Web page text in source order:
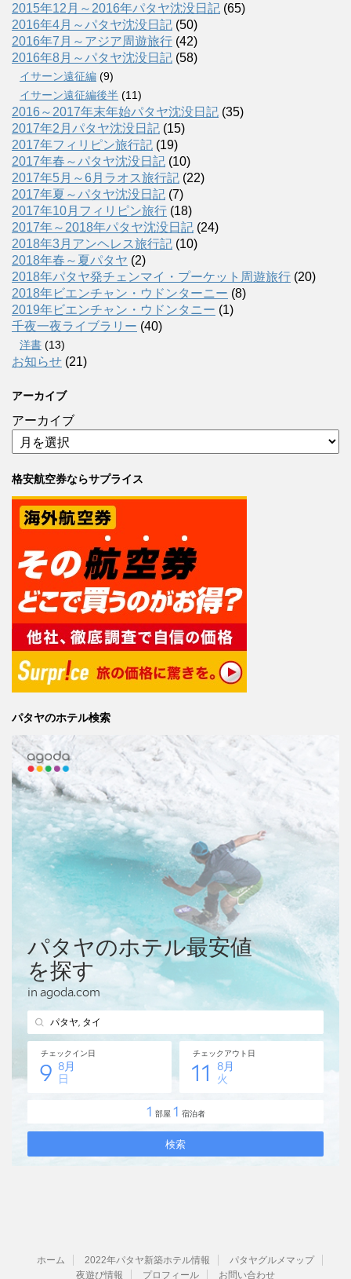
2015年12月～2016年パタヤ沈没日記 (65)
2016年4月～パタヤ沈没日記 (50)
2016年7月～アジア周遊旅行 (42)
2016年8月～パタヤ沈没日記 (58)
イサーン遠征編 (9)
イサーン遠征編後半 (11)
2016～2017年末年始パタヤ沈没日記 (35)
2017年2月パタヤ沈没日記 (15)
2017年フィリピン旅行記 (19)
2017年春～パタヤ沈没日記 (10)
2017年5月～6月ラオス旅行記 (22)
2017年夏～パタヤ沈没日記 (7)
2017年10月フィリピン旅行 (18)
2017年～2018年パタヤ沈没日記 (24)
2018年3月アンヘレス旅行記 (10)
2018年春～夏パタヤ (2)
2018年パタヤ発チェンマイ・プーケット周遊旅行 (20)
2018年ビエンチャン・ウドンターニー (8)
2019年ビエンチャン・ウドンタニー (1)
千夜一夜ライブラリー (40)
洋書 (13)
お知らせ (21)
アーカイブ
アーカイブ
格安航空券ならサプライス
パタヤのホテル検索
ホーム 2022年パタヤ新築ホテル情報
パタヤグルメマップ
夜遊び情報
プロフィール お問い合わせ